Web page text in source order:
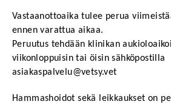
Vastaanottoaika tulee perua
ennen varattua aikaa.
Peruutus tehdään klinikan
viikonloppuisin tai öisin sähköpostilla
asiakaspalvelu@vetsy.vet
Hammashoidot sekä leikkaukset on